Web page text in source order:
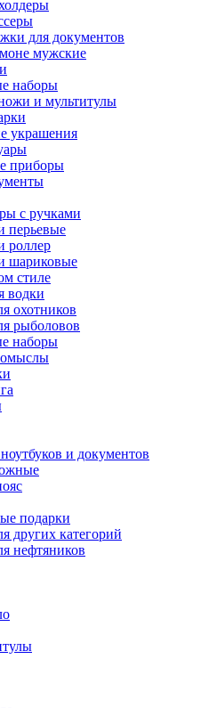
для документов
мужские
наборы
и мультитулы
украшения
приборы
с ручками
перьевые
роллер
шариковые
стиле
водки
охотников
рыболовов
наборы
и документов
подарки
других категорий
нефтяников